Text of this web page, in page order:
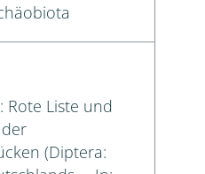
Rote Liste und
(Diptera: